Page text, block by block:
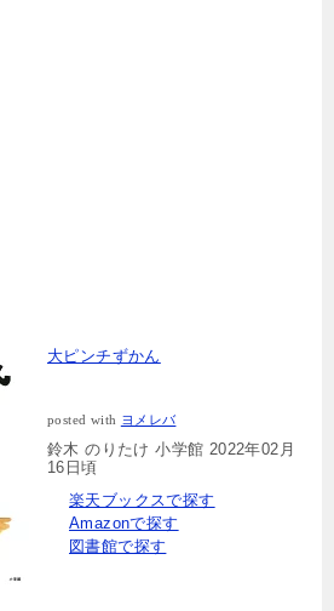
大ピンチずかん
posted with ヨメレバ
鈴木 のりたけ 小学館 2022年02月
16日頃
楽天ブックスで探す
Amazonで探す
図書館で探す